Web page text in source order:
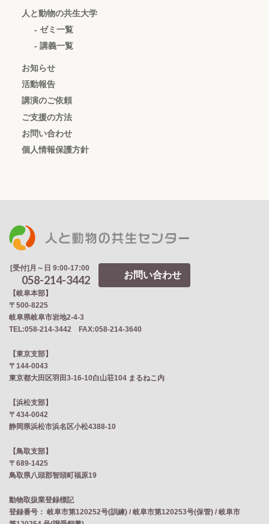
人と動物の共生大学
- ゼミ一覧
- 講義一覧
お知らせ
活動報告
講演のご依頼
ご支援の方法
お問い合わせ
個人情報保護方針
[受付]月～日 9:00-17:00
058-214-3442 お問い合わせ
【岐阜本部】
〒500-8225
岐阜県岐阜市岩地2‐4‐3
TEL:058-214-3442 FAX:058-214-3640
【東京支部】
〒144-0043
東京都大田区羽田3-16-10白山荘104 まるねこ内
【浜松支部】
〒434-0042
静岡県浜松市浜名区小松4388-10
【鳥取支部】
〒689-1425
鳥取県八頭郡智頭町福原19
動物取扱業登録標記
登録番号： 岐阜市第120252号(訓練) / 岐阜市第120253号(保管) / 岐阜市